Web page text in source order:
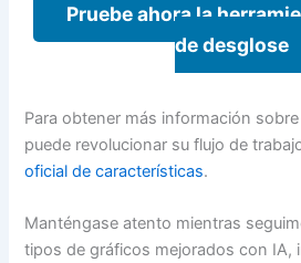
Pruebe ahora la
de desglose
Para obtener más información
puede revolucionar su flujo de
oficial de características.
Manténgase atento mientras
tipos de gráficos mejorados con IA,